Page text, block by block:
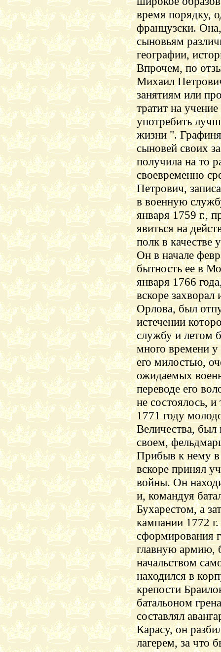
время порядку,
французски.
сыновьям
географии,
Впрочем, по
Михаил
занятиям или
тратит на
употребить
жизни ".
сыновей своих
получила на то
своевременно
Петрович,
в военную
января 1759 г.,
явиться на
полк в
Он в начале
бытность ее в
января 1766
вскоре
Орлова, был
истечении
службу и летом
много времени у
его милостью,
ожидаемых
переводе его
не состоялось, и
1771 году
Величества, был
своем,
Прибыв к нему
вскоре принял
войны. Он
и, командуя
Бухарестом, а
кампании 1772
сформирования
главную армию,
начальством
находился в
крепости
батальоном
составлял
Карасу, он
лагерем, за что